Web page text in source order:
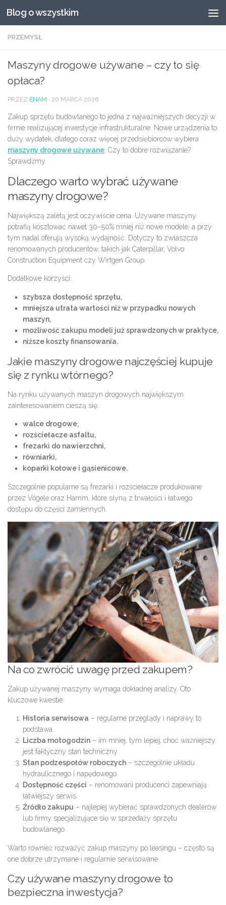
Przeskocz do treści
Blog o wszystkim
PRZEMYSŁ
Maszyny drogowe używane – czy to się
opłaca?
PRZEZ ENAM · 20 MARCA 2026
Zakup sprzętu budowlanego to jedna z najważniejszych decyzji w
firmie realizującej inwestycje infrastrukturalne. Nowe urządzenia to
duży wydatek, dlatego coraz więcej przedsiębiorców wybiera
maszyny drogowe używane. Czy to dobre rozwiązanie?
Sprawdźmy.
Dlaczego warto wybrać używane
maszyny drogowe?
Największą zaletą jest oczywiście cena. Używane maszyny
potrafią kosztować nawet 30–50% mniej niż nowe modele, a przy
tym nadal oferują wysoką wydajność. Dotyczy to zwłaszcza
renomowanych producentów, takich jak Caterpillar, Volvo
Construction Equipment czy Wirtgen Group.
Dodatkowe korzyści:
szybsza dostępność sprzętu,
mniejsza utrata wartości niż w przypadku nowych
maszyn,
możliwość zakupu modeli już sprawdzonych w praktyce,
niższe koszty finansowania.
Jakie maszyny drogowe najczęściej kupuje
się z rynku wtórnego?
Na rynku używanych maszyn drogowych największym
zainteresowaniem cieszą się:
walce drogowe,
rozściełacze asfaltu,
frezarki do nawierzchni,
równiarki,
koparki kołowe i gąsienicowe.
Szczególnie popularne są frezarki i rozściełacze produkowane
przez Vögele oraz Hamm, które słyną z trwałości i łatwego
dostępu do części zamiennych.
Na co zwrócić uwagę przed zakupem?
Zakup używanej maszyny wymaga dokładnej analizy. Oto
kluczowe kwestie:
Historia serwisowa – regularne przeglądy i naprawy to
podstawa.
Liczba motogodzin – im mniej, tym lepiej, choć ważniejszy
jest faktyczny stan techniczny.
Stan podzespołów roboczych – szczególnie układu
hydraulicznego i napędowego.
Dostępność części – renomowani producenci zapewniają
łatwiejszy serwis.
Źródło zakupu – najlepiej wybierać sprawdzonych dealerów
lub firmy specjalizujące się w sprzedaży sprzętu
budowlanego.
Warto również rozważyć zakup maszyny po leasingu – często są
one dobrze utrzymane i regularnie serwisowane.
Czy używane maszyny drogowe to
bezpieczna inwestycja?